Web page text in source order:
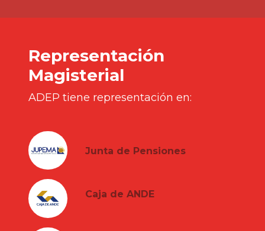
Representación
Magisterial
ADEP tiene representación en:
Junta de Pensiones
Caja de ANDE